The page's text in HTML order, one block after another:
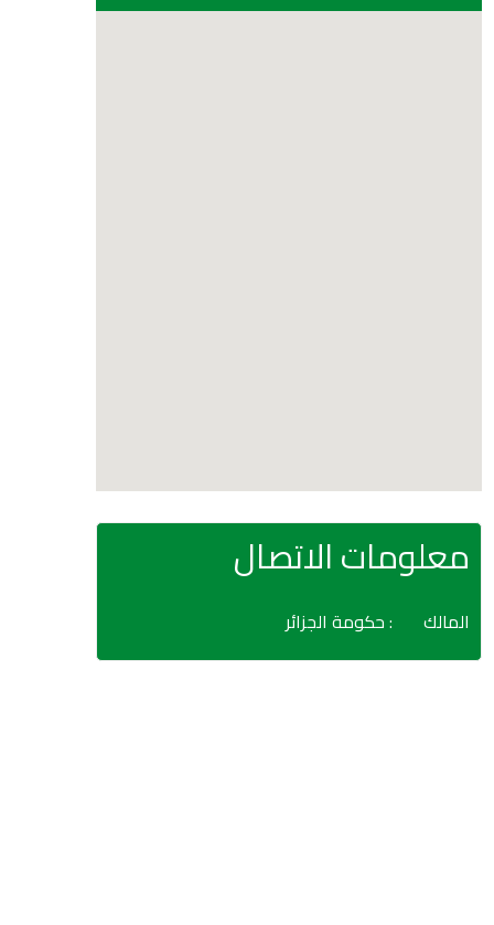
معلومات الاتصال
المالك : حكومة الجزائر